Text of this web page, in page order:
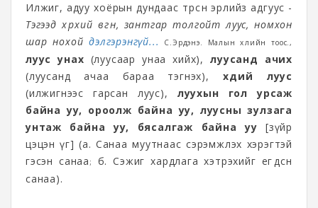
Илжиг, адуу хоёрын дундаас төрсөн эрлийз адгуус -
Тэгээд хөөрхий өвгөн, зантгар толгойт луус, номхон
шар нохойдэлгэрэнгүй... С.Эрдэнэ. Малын хөлийн тоос.,
луус унах (луусаар унаа хийх),луусанд ачих
(луусанд ачаа бараа тэгнэх), хүдий луус
(илжигнээс гарсан луус), луухын гол урсаж
байна уу, ороолж байна уу, луусны зулзага
унтаж байна уу, бясалгаж байна уу [зүйр
цэцэн үг] (а. Санаа муутнаас сэрэмжлэх хэрэгтэй
гэсэн санаа ;
б. Сэжиг хардлага хэтрэхийг егөөдсөн
санаа).